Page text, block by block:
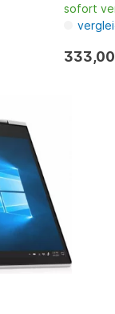
sofort